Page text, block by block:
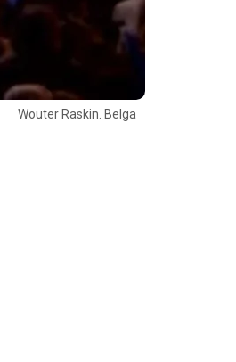
Wouter Raskin. Belga